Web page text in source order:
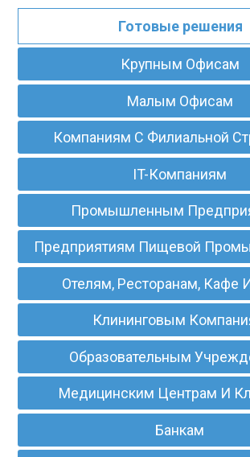
Готовые решения
Крупным Офисам
Малым Офисам
Компаниям С Филиальной
IT-Компаниям
Промышленным
Предприятиям Пищевой
Отелям, Ресторанам, Кафе
Клининговым
Образовательным
Медицинским Центрам И
Банкам